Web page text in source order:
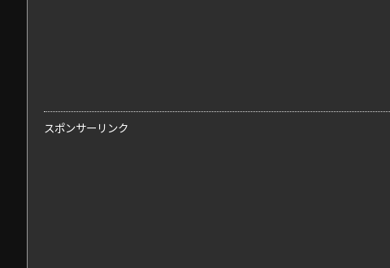
スポンサーリンク